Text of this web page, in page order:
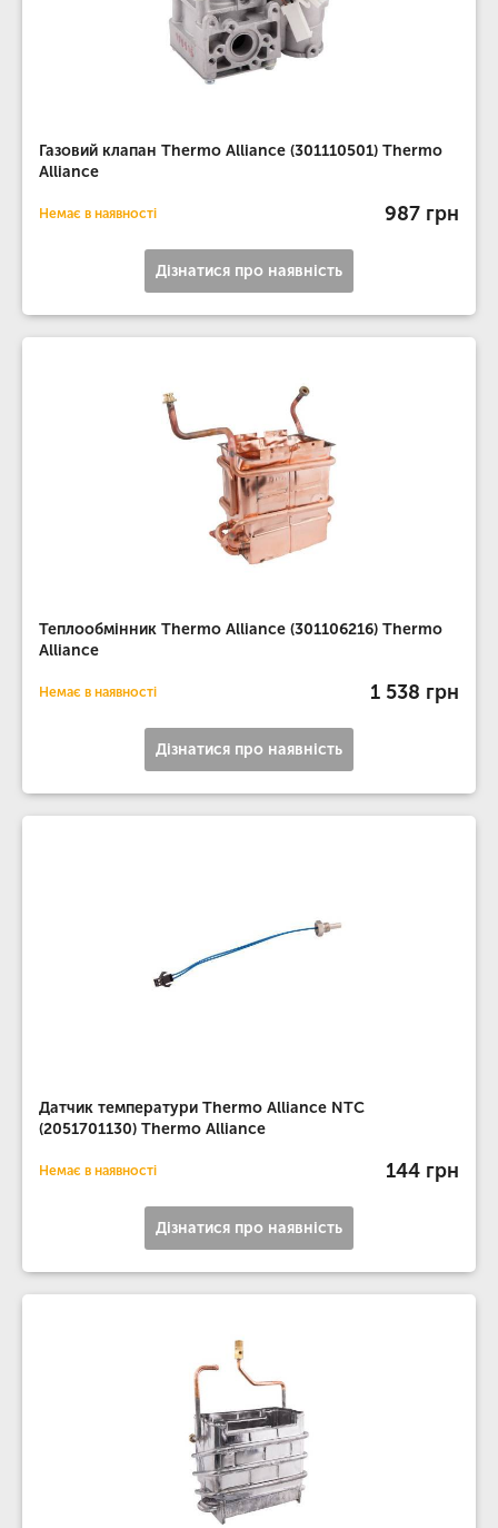
Газовий клапан Thermo Alliance (301110501) Thermo
Alliance
Немає в наявності 987 грн
Дізнатися про наявність
Теплообмінник Thermo Alliance (301106216) Thermo
Alliance
Немає в наявності 1 538 грн
Дізнатися про наявність
Датчик температури Thermo Alliance NTC
(2051701130) Thermo Alliance
Немає в наявності 144 грн
Дізнатися про наявність